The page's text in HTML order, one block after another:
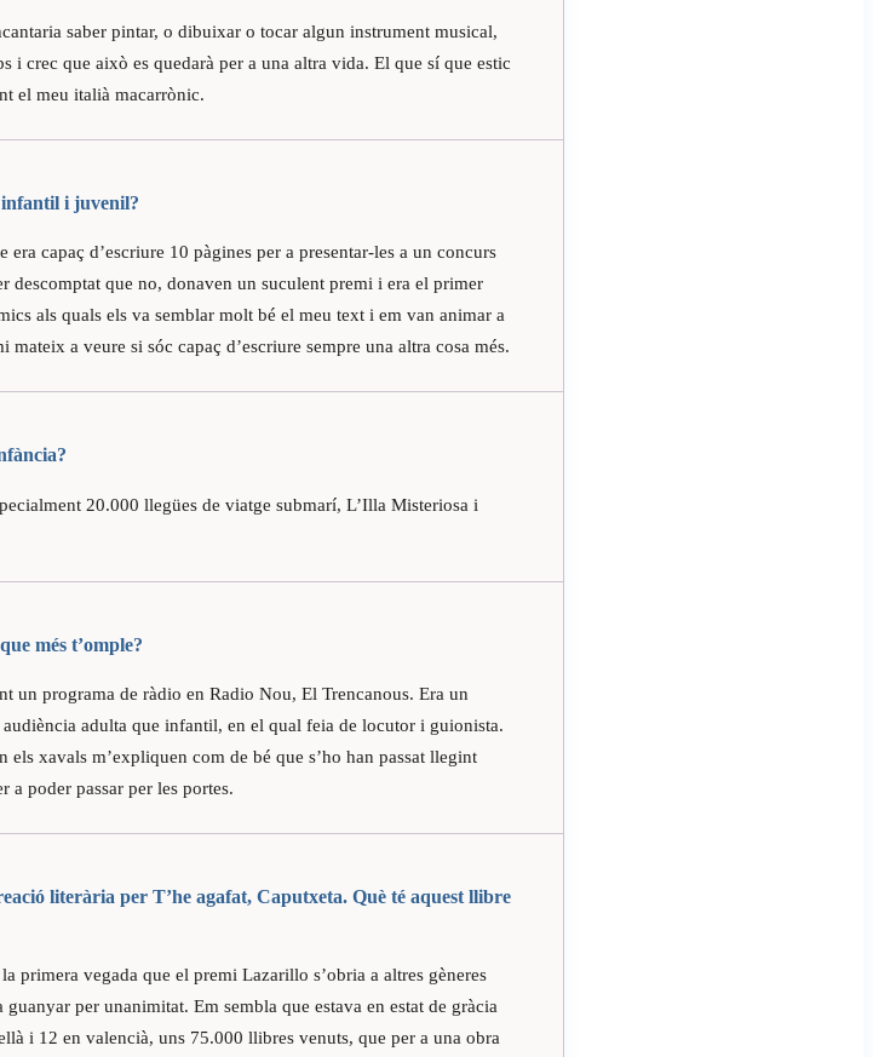
saber pintar, o dibuixar o tocar algun instrument musical,
i crec que això es quedarà per a una altra vida. El que sí que estic
el meu italià macarrònic.
i juvenil?
capaç d’escriure 10 pàgines per a presentar-les a un concurs
descomptat que no, donaven un suculent premi i era el primer
als quals els va semblar molt bé el meu text i em van animar a
a veure si sóc capaç d’escriure sempre una altra cosa més.
20.000 llegües de viatge submarí, L’Illa Misteriosa i
més t’omple?
programa de ràdio en Radio Nou, El Trencanous. Era un
adulta que infantil, en el qual feia de locutor i guionista.
xavals m’expliquen com de bé que s’ho han passat llegint
poder passar per les portes.
literària per T’he agafat, Caputxeta. Què té aquest llibre
primera vegada que el premi Lazarillo s’obria a altres gèneres
per unanimitat. Em sembla que estava en estat de gràcia
i 12 en valencià, uns 75.000 llibres venuts, que per a una obra